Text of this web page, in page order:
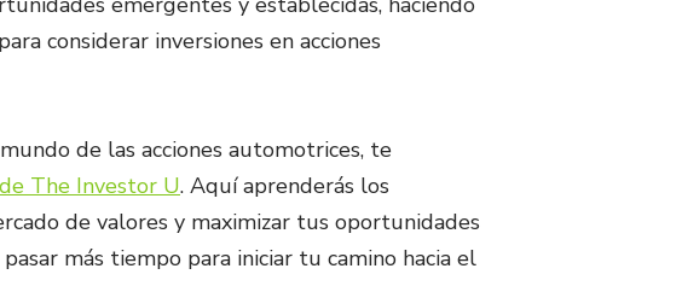
considerar inversiones en acciones
de las acciones automotrices, te
The Investor U. Aquí aprenderás los
de valores y maximizar tus oportunidades
más tiempo para iniciar tu camino hacia el